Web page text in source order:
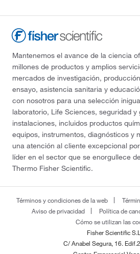
Mantenemos el avance de la ciencia
millones de productos y amplios
mercados de investigación,
ensayo, asistencia sanitaria y
con nosotros para una selección
laboratorio, Life Sciences, seguridad y
instalaciones, incluidos productos
equipos, instrumentos, diagnósticos y
una atención al cliente excepcional
líder en el sector que se enorgullece
Thermo Fisher Scientific.
Términos y condiciones de la web
Aviso de privacidad
Política de
Cómo se utilizan las
Fisher Scientific
C/ Anabel Segura, 16.